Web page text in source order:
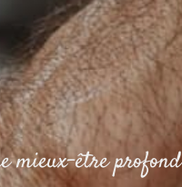
mieux-être profond